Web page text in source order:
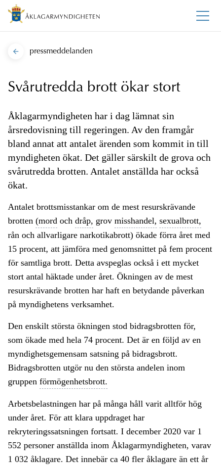
pressmeddelanden
Svårutredda brott ökar stort
Åklagarmyndigheten har i dag lämnat sin
årsredovisning till regeringen. Av den framgår
bland annat att antalet ärenden som kommit in till
myndigheten ökat. Det gäller särskilt de grova och
svårutredda brotten. Antalet anställda har också
ökat.
Antalet brottsmisstankar om de mest resurskrävande
brotten (mord och dråp, grov misshandel, sexualbrott,
rån och allvarligare narkotikabrott) ökade förra året med
15 procent, att jämföra med genomsnittet på fem procent
för samtliga brott. Detta avspeglas också i ett mycket
stort antal häktade under året. Ökningen av de mest
resurskrävande brotten har haft en betydande påverkan
på myndighetens verksamhet.
Den enskilt största ökningen stod bidragsbrotten för,
som ökade med hela 74 procent. Det är en följd av en
myndighetsgemensam satsning på bidragsbrott.
Bidragsbrotten utgör nu den största andelen inom
gruppen förmögenhetsbrott.
Arbetsbelastningen har på många håll varit alltför hög
under året. För att klara uppdraget har
rekryteringssatsningen fortsatt. I december 2020 var 1
552 personer anställda inom Åklagarmyndigheten, varav
1 032 åklagare. Det innebär ca 40 fler åklagare än ett år